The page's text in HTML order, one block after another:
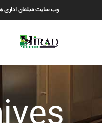
وب سایت مبلمان اداری